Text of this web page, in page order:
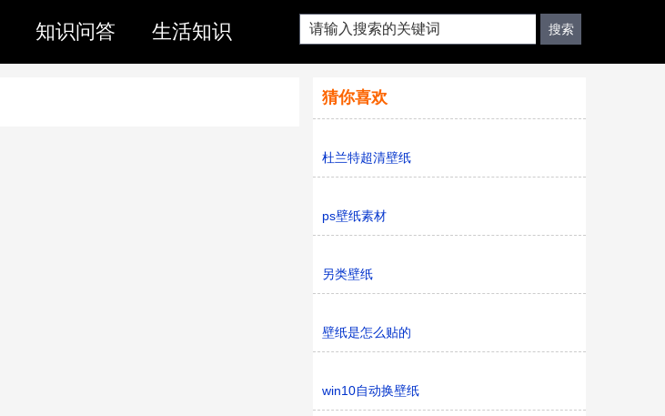
知识问答 生活知识
猜你喜欢
杜兰特超清壁纸
ps壁纸素材
另类壁纸
壁纸是怎么贴的
win10自动换壁纸